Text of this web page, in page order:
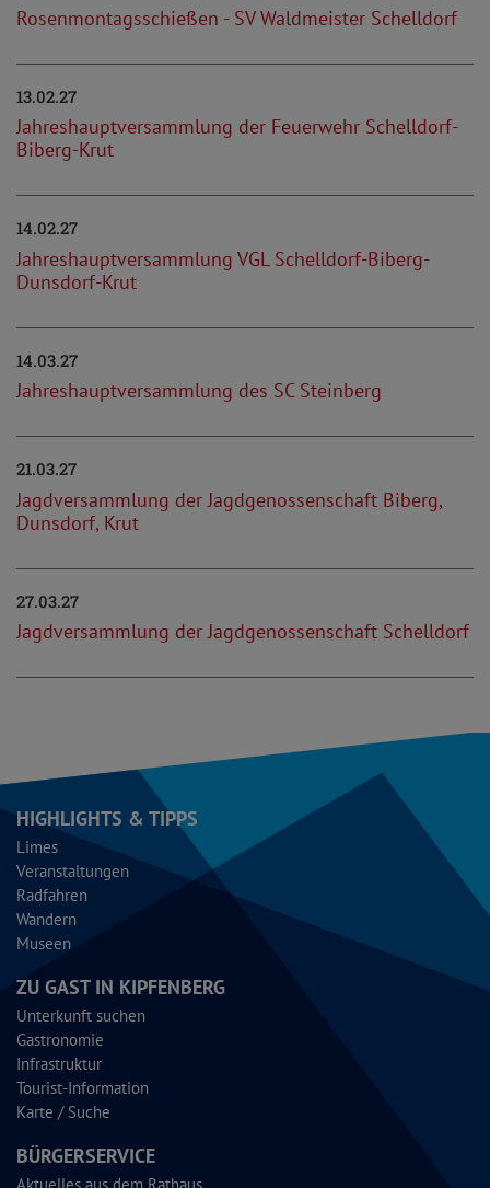
Rosenmontagsschießen - SV Waldmeister Schelldorf
13.02.27
Jahreshauptversammlung der Feuerwehr Schelldorf-
Biberg-Krut
14.02.27
Jahreshauptversammlung VGL Schelldorf-Biberg-
Dunsdorf-Krut
14.03.27
Jahreshauptversammlung des SC Steinberg
21.03.27
Jagdversammlung der Jagdgenossenschaft Biberg,
Dunsdorf, Krut
27.03.27
Jagdversammlung der Jagdgenossenschaft Schelldorf
HIGHLIGHTS & TIPPS
Limes
Veranstaltungen
Radfahren
Wandern
Museen
ZU GAST IN KIPFENBERG
Unterkunft suchen
Gastronomie
Infrastruktur
Tourist-Information
Karte / Suche
BÜRGERSERVICE